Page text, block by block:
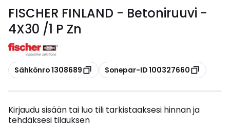
FISCHER FINLAND - Betoniruuvi -
4X30 /1 P Zn
Kopioi
Sähkönro 1308689 Kopioi
Sonepar-ID 100327660
Kirjaudu sisään tai luo tili tarkistaaksesi hinnan ja
tehdäksesi tilauksen